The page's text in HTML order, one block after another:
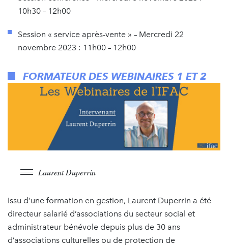
10h30 – 12h00
Session « service après-vente » – Mercredi 22
novembre 2023 : 11h00 – 12h00
FORMATEUR DES WEBINAIRES 1 ET 2
Laurent Duperrin
Issu d’une formation en gestion, Laurent Duperrin a été
directeur salarié d’associations du secteur social et
administrateur bénévole depuis plus de 30 ans
d’associations culturelles ou de protection de